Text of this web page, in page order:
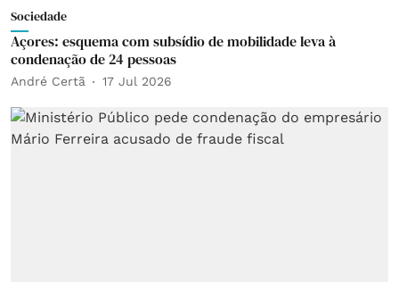
Sociedade
Açores: esquema com subsídio de mobilidade leva à
condenação de 24 pessoas
André Certã 17 Jul 2026